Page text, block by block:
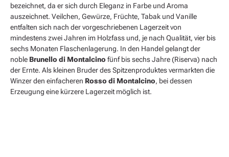
bezeichnet, da er sich durch Eleganz in Farbe und Aroma
auszeichnet. Veilchen, Gewürze, Früchte, Tabak und Vanille
entfalten sich nach der vorgeschriebenen Lagerzeit von
mindestens zwei Jahren im Holzfass und, je nach Qualität, vier bis
sechs Monaten Flaschenlagerung. In den Handel gelangt der
noble Brunello di Montalcino fünf bis sechs Jahre (Riserva) nach
der Ernte. Als kleinen Bruder des Spitzenproduktes vermarkten die
Winzer den einfacheren Rosso di Montalcino, bei dessen
Erzeugung eine kürzere Lagerzeit möglich ist.